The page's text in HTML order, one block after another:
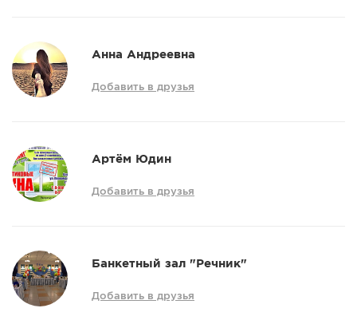
Анна Андреевна
Добавить в друзья
Артём Юдин
Добавить в друзья
Банкетный зал "Речник"
Добавить в друзья